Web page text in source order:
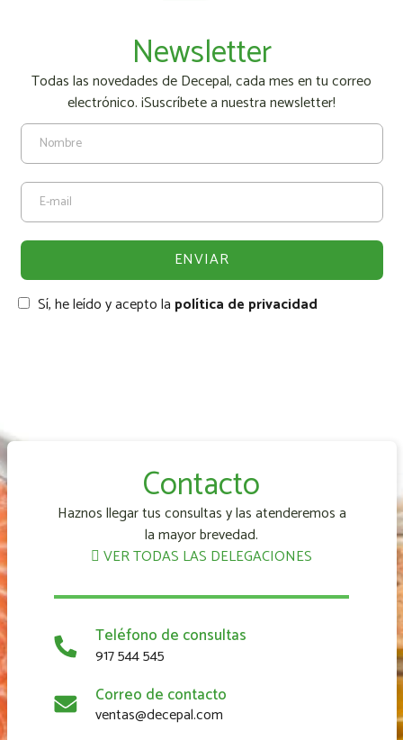
Newsletter
Todas las novedades de Decepal, cada mes en tu correo
electrónico. ¡Suscríbete a nuestra newsletter!
Sí, he leído y acepto la política de privacidad
Contacto
Haznos llegar tus consultas y las atenderemos a
la mayor brevedad.
VER TODAS LAS DELEGACIONES
Teléfono de consultas
917 544 545
Correo de contacto
ventas@decepal.com